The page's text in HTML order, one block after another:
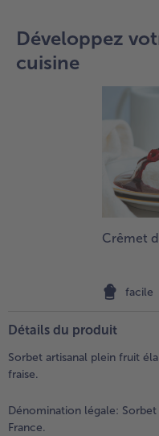
Développez
cuisine
Crêmet
facile
Détails du produit
Sorbet artisanal plein fruit
fraise.
Dénomination légale:
France.